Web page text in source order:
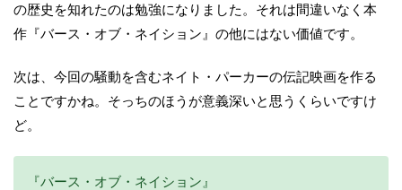
の歴史を知れたのは勉強になりました。それは間違いなく本
作『バース・オブ・ネイション』の他にはない価値です。
次は、今回の騒動を含むネイト・パーカーの伝記映画を作る
ことですかね。そっちのほうが意義深いと思うくらいですけ
ど。
『バース・オブ・ネイション』